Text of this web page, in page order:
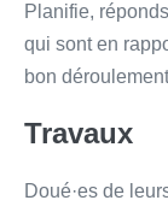
Planifie,
qui sont en
bon
Travaux
Doué·es de